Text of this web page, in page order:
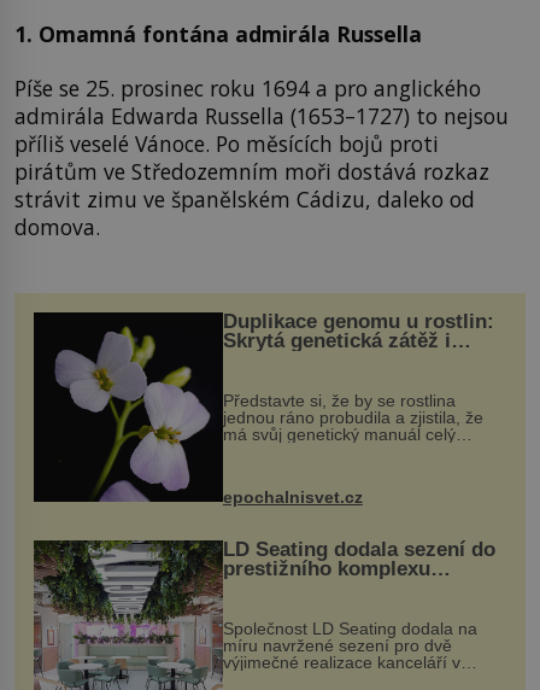
1. Omamná fontána admirála Russella
Píše se 25. prosinec roku 1694 a pro anglického
admirála Edwarda Russella (1653–1727) to nejsou
příliš veselé Vánoce. Po měsících bojů proti
pirátům ve Středozemním moři dostává rozkaz
strávit zimu ve španělském Cádizu, daleko od
domova.
Duplikace genomu u rostlin:
Skrytá genetická zátěž i
Představte si, že by se rostlina
jednou ráno probudila a zjistila, že
má svůj genetický manuál celý
vstupenka...
epochalnisvet.cz
LD Seating dodala sezení do
prestižního komplexu
MediaCityUK v Salfordu
Společnost LD Seating dodala na
míru navržené sezení pro dvě
výjimečné realizace kanceláří v
areálu MediaCityUK v anglickém